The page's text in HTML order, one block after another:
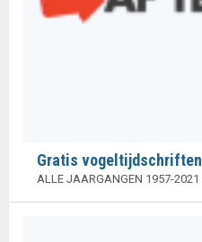
Gratis vogeltijdschriften
ALLE JAARGANGEN 1957-